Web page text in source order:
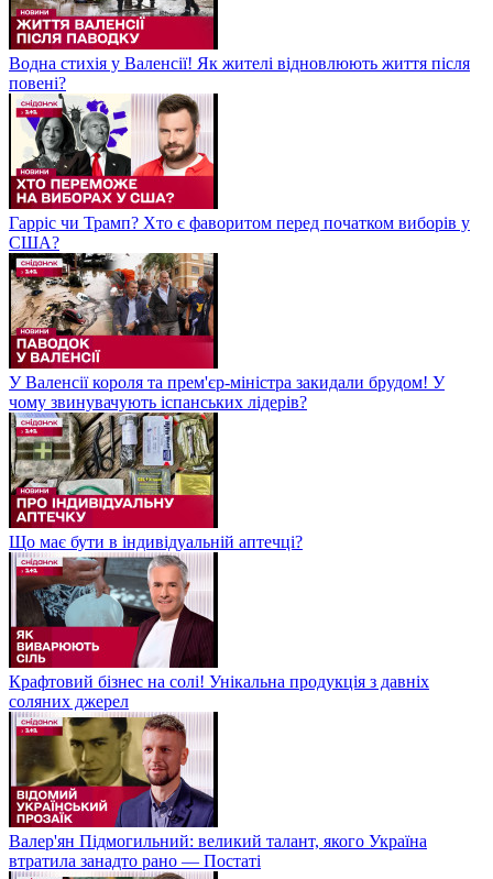
Водна стихія у Валенсії! Як жителі відновлюють життя після
повені?
Гарріс чи Трамп? Хто є фаворитом перед початком виборів у
США?
У Валенсії короля та прем'єр-міністра закидали брудом! У
чому звинувачують іспанських лідерів?
Що має бути в індивідуальній аптечці?
Крафтовий бізнес на солі! Унікальна продукція з давніх
соляних джерел
Валер'ян Підмогильний: великий талант, якого Україна
втратила занадто рано — Постаті